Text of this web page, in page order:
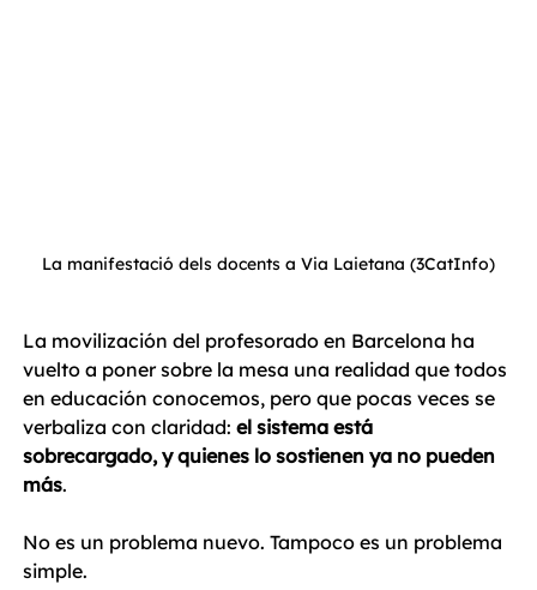
La manifestació dels docents a Via Laietana (3CatInfo)
La movilización del profesorado en Barcelona ha
vuelto a poner sobre la mesa una realidad que todos
en educación conocemos, pero que pocas veces se
verbaliza con claridad: el sistema está
sobrecargado, y quienes lo sostienen ya no pueden
más.
No es un problema nuevo. Tampoco es un problema
simple.